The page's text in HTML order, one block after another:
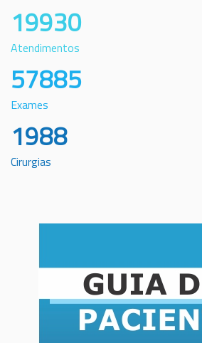
19930
Atendimentos
57885
Exames
1988
Cirurgias